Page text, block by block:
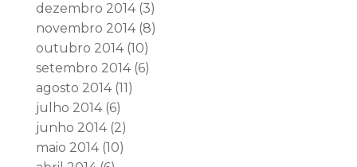
dezembro 2014(3)
novembro 2014(8)
outubro 2014(10)
setembro 2014(6)
agosto 2014(11)
julho 2014(6)
junho 2014(2)
maio 2014(10)